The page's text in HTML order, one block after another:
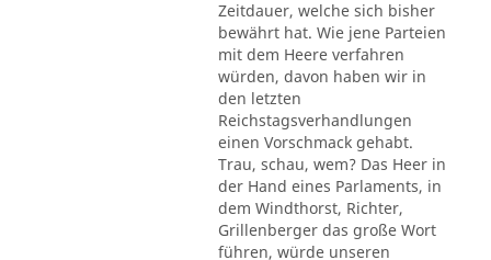
Zeitdauer, welche sich bisher
bewährt hat. Wie jene Parteien
mit dem Heere verfahren
würden, davon haben wir in
den letzten
Reichstagsverhandlungen
einen Vorschmack gehabt.
Trau, schau, wem? Das Heer in
der Hand eines Parlaments, in
dem Windthorst, Richter,
Grillenberger das große Wort
führen, würde unseren